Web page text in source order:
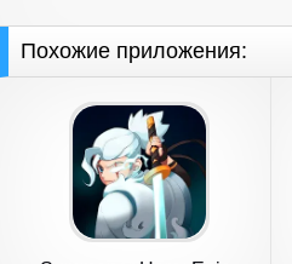
Похожие приложения: